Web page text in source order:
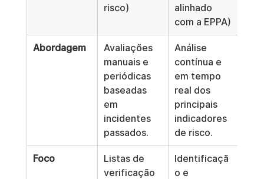
risco)
alinhado
com a EPPA)
Abordagem
Avaliações
manuais e
periódicas
baseadas
em
incidentes
passados.
Análise
contínua e
em tempo
real dos
principais
indicadores
de risco.
Foco
Listas de
verificação
Identificaçã
o e